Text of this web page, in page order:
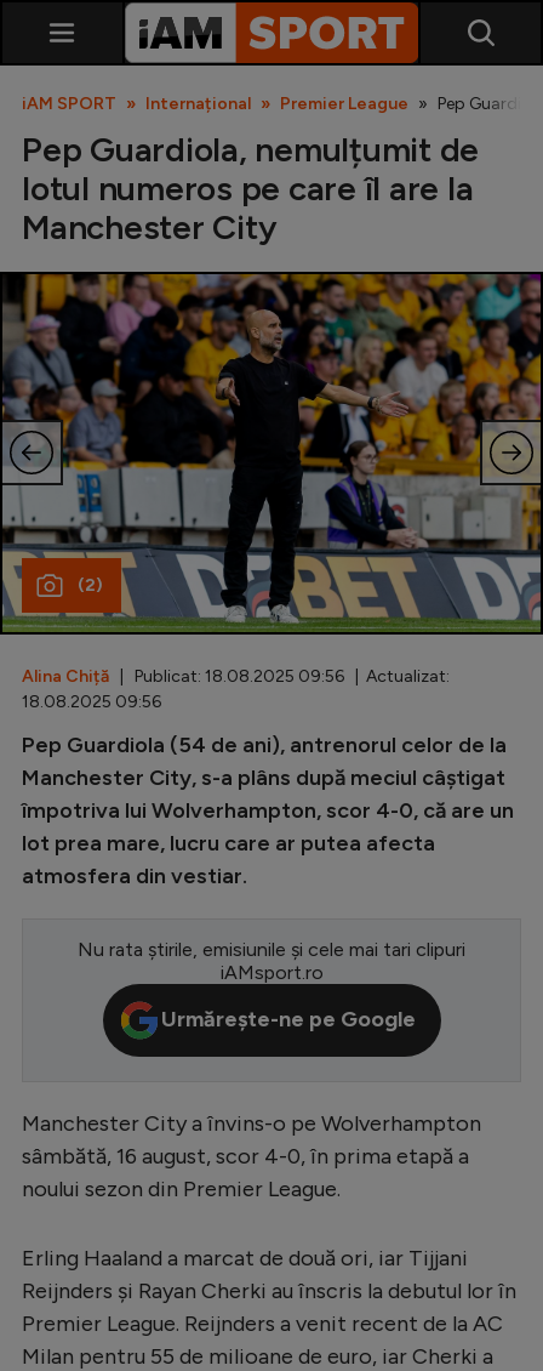
SuperLiga
Liga 2
Cupa României
Echipa Națională
U21
Fotbal feminin
Special
Diverse
Inedit
Champions League
Conference League
CM 2026
Premier League
Serie A
Bundesliga
Campionate
Starurile fotbalului
EURO 2024
iAM SPORT Internațional Premier League Pep
Pep Guardiola, nemulțumit de
lotul numeros pe care îl are la
Manchester City
(2)
Alina Chiță | Publicat: 18.08.2025 09:56 | Actualizat:
18.08.2025 09:56
Pep Guardiola (54 de ani), antrenorul celor de la
Manchester City, s-a plâns după meciul câștigat
împotriva lui Wolverhampton, scor 4-0, că are un
lot prea mare, lucru care ar putea afecta
atmosfera din vestiar.
Nu rata știrile, emisiunile și cele mai tari clipuri
iAMsport.ro
Urmărește-ne pe Google
Manchester City a învins-o pe Wolverhampton
sâmbătă, 16 august, scor 4-0, în prima etapă a
noului sezon din Premier League.
Erling Haaland a marcat de două ori, iar Tijjani
Reijnders și Rayan Cherki au înscris la debutul lor în
Premier League. Reijnders a venit recent de la AC
Milan pentru 55 de milioane de euro, iar Cherki a